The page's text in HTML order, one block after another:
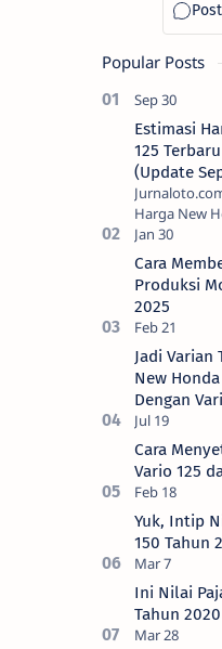
Popular Posts
Estimasi
125
(Update
Harga New
OTR Kediri
2024) Brosis
Motor (AH…
Cara
Produksi
2025
Jadi Varian
New
Dengan
Cara
Vario 125
Yuk, Intip
150 Tahun
Ini Nilai
Tahun 2020